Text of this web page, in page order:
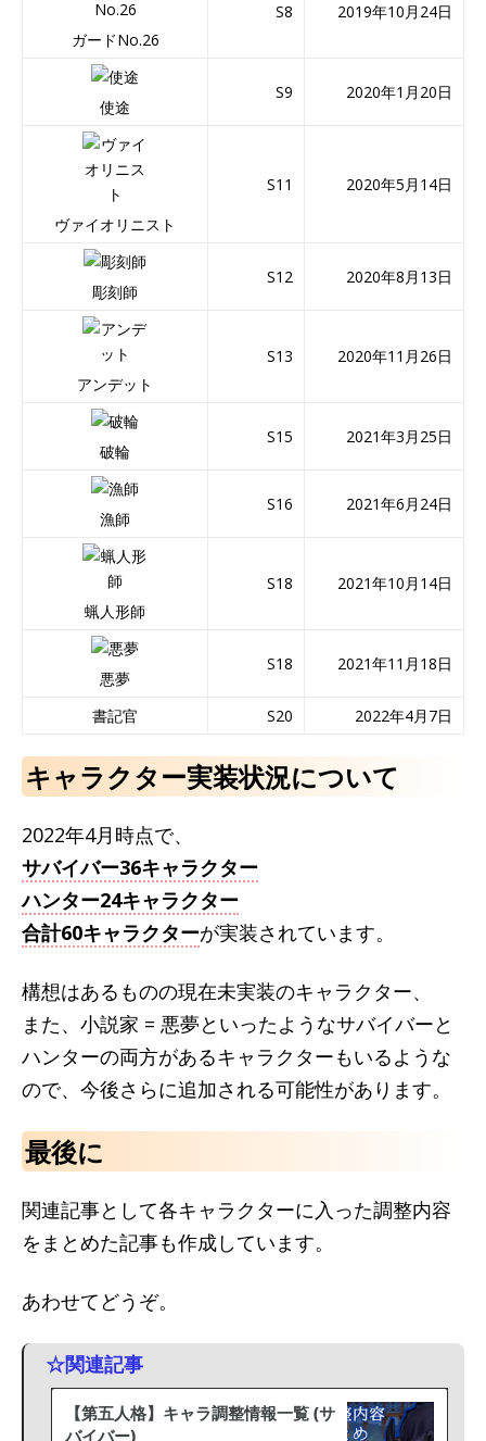
ガードNo.26
S8 2019年10月24日
使途
S9 2020年1月20日
ヴァイオリニスト
S11 2020年5月14日
彫刻師
S12 2020年8月13日
アンデット
S13 2020年11月26日
破輪
S15 2021年3月25日
漁師
S16 2021年6月24日
蝋人形師
S18 2021年10月14日
悪夢
S18 2021年11月18日
書記官 S20 2022年4月7日
キャラクター実装状況について
2022年4月時点で、
サバイバー36キャラクター
ハンター24キャラクター
合計60キャラクターが実装されています。
構想はあるものの現在未実装のキャラクター、
また、小説家 = 悪夢といったようなサバイバーと
ハンターの両方があるキャラクターもいるような
ので、今後さらに追加される可能性があります。
最後に
関連記事として各キャラクターに入った調整内容
をまとめた記事も作成しています。
あわせてどうぞ。
☆関連記事